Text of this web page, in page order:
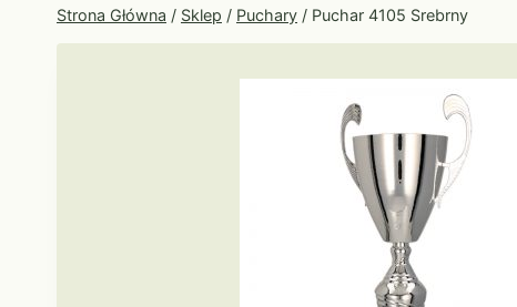
Strona Główna / Sklep / Puchary / Puchar 4105 Srebrny